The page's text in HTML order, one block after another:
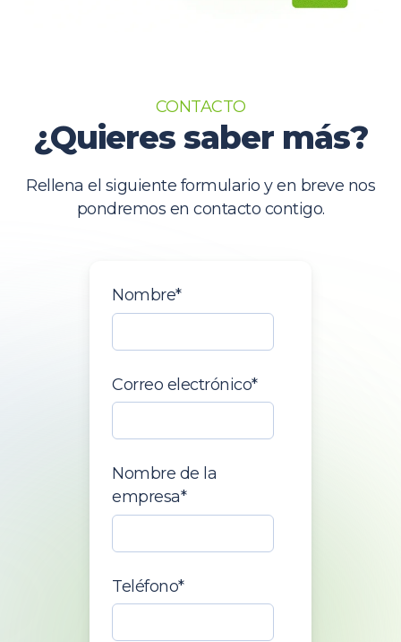
CONTACTO
¿Quieres saber más?
Rellena el siguiente formulario y en breve nos
pondremos en contacto contigo.
Nombre*
Correo electrónico*
Nombre de la
empresa*
Teléfono*